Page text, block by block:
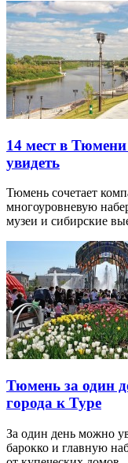
14 мест в Тюмени
увидеть
Тюмень сочетает
многоуровневую
музеи и сибирские
Тюмень за один
города к Туре
За один день можно
барокко и главную